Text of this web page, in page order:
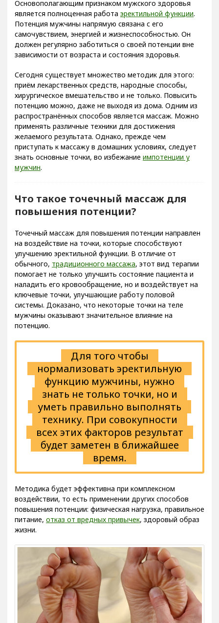
является полноценная работаэректильной функции
Потенция мужчины напрямую связана с его
самочувствием, энергией и жизнеспособностью. Он
должен регулярно заботиться о своей потенции вне
зависимости от возраста и состояния здоровья.
приём лекарственных средств, народные способы,
хирургическое вмешательство и не только. Повысить
потенцию можно, даже не выходя из дома. Одним из
распространённых способов является массаж. Можно
применять различные техники для достижения
желаемого результата. Однако, прежде чем
приступать к массажу в домашних условиях, следует
знать основные точки, во избежаниеимпотенции у
мужчин.
Что такое точечный массаж для
повышения потенции?
на воздействие на точки, которые способствуют
улучшению эректильной функции. В отличие от
обычного, традиционного массажа , этот вид терапии
помогает не только улучшить состояние пациента и
наладить его кровообращение, но и воздействует на
ключевые точки, улучшающие работу половой
системы. Доказано, что некоторые точки на теле
мужчины оказывают значительное влияние на
потенцию.
Для того чтобы
нормализовать эректильную
функцию мужчины, нужно
знать не только точки, но и
уметь правильно выполнять
технику. При совокупности
всех этих факторов результат
будет заметен в ближайшее
время.
воздействии, то есть применении других способов
повышения потенции: физическая нагрузка, правильное
питание,отказ от вредных привычек, здоровый образ
жизни.